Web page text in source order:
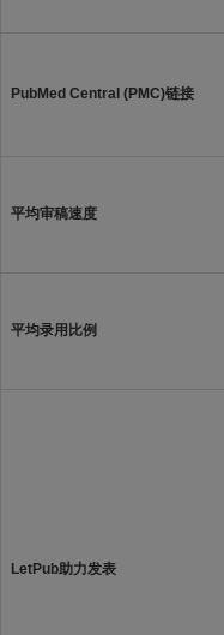
PubMed Central (PMC)链接
平均审稿速度
平均录用比例
LetPub助力发表